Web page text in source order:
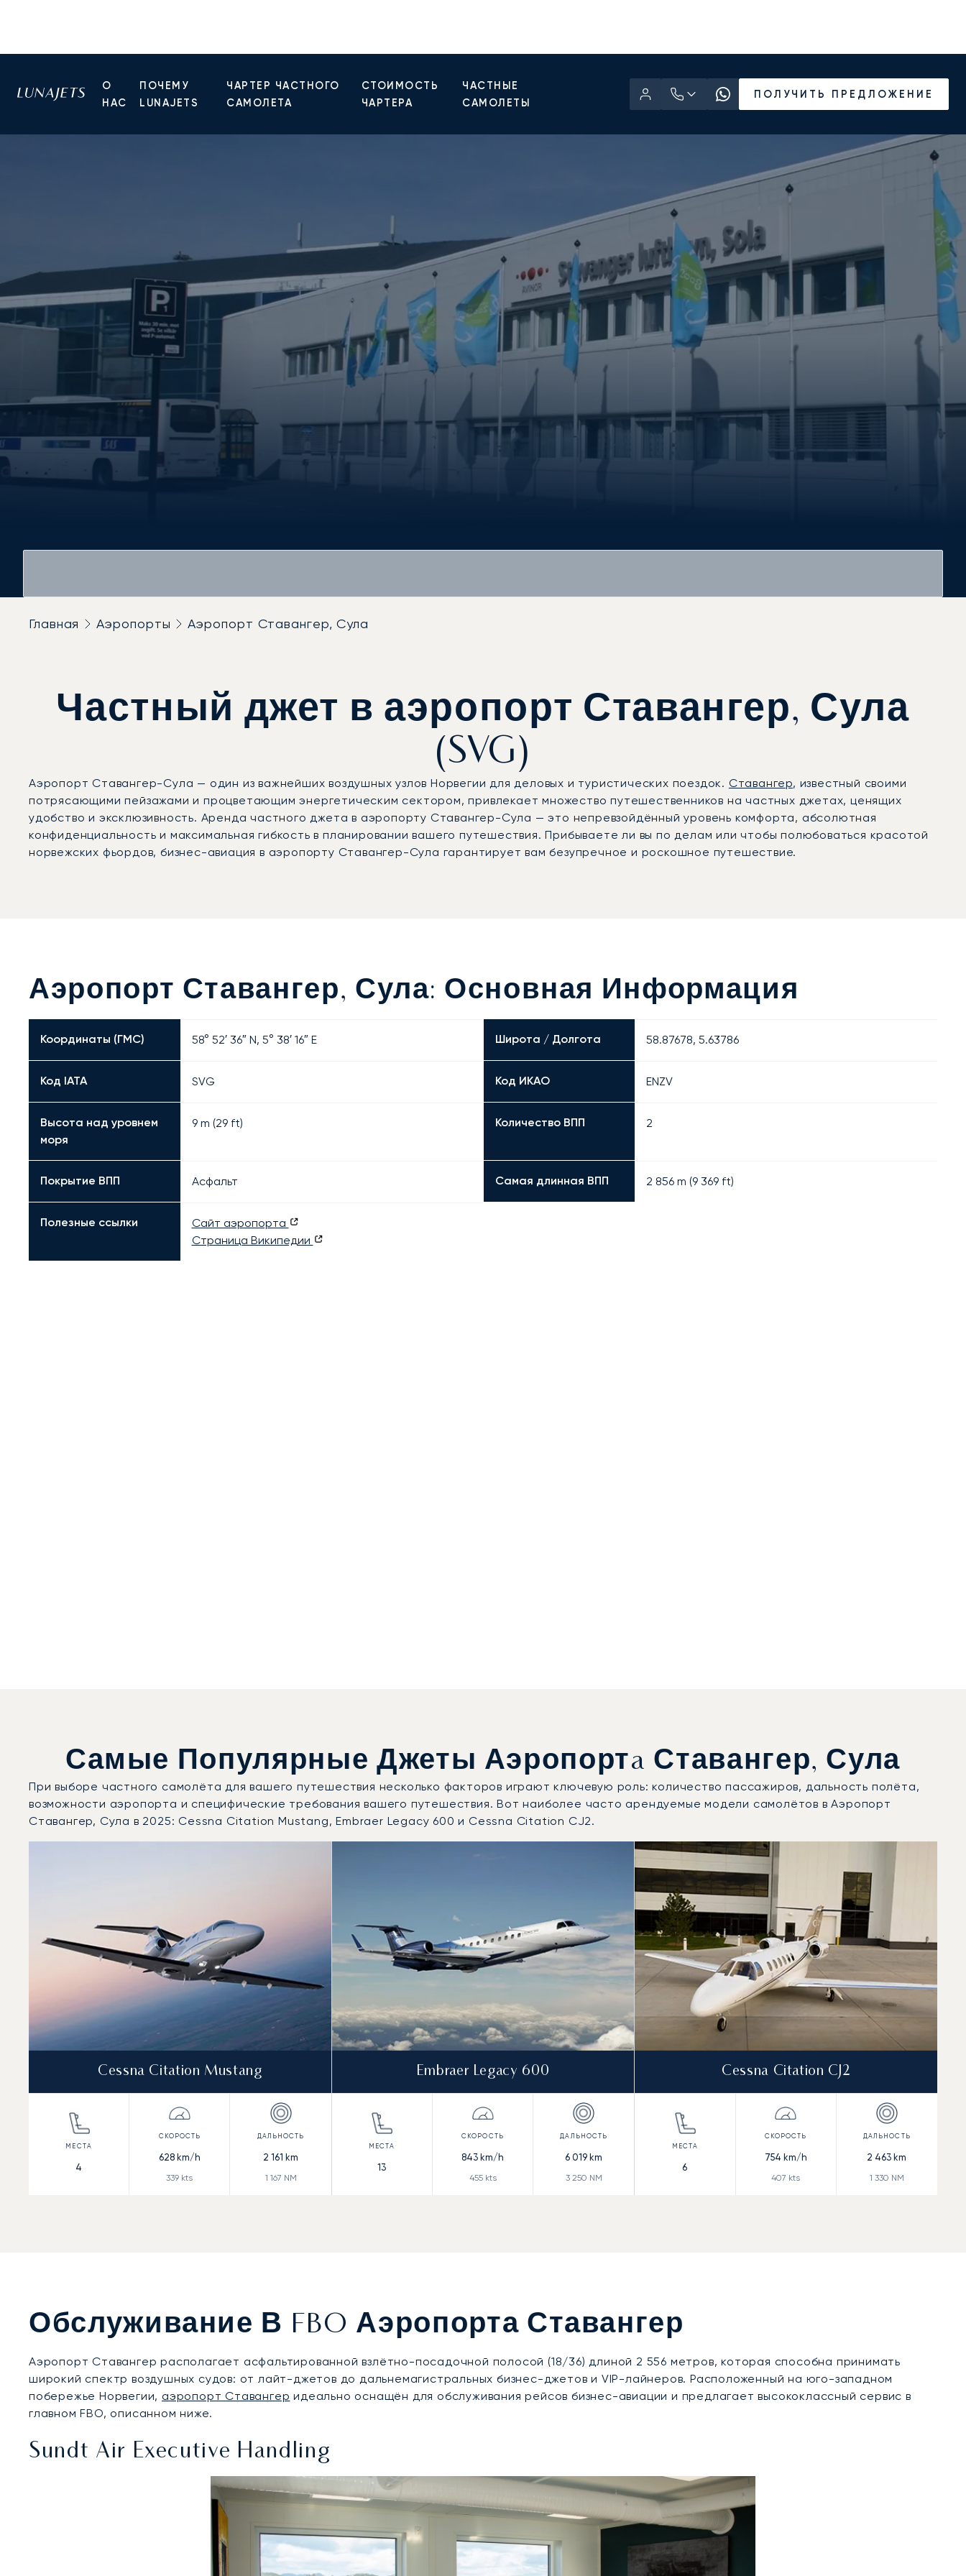
О
НАС
ПОЧЕМУ
LUNAJETS
ЧАРТЕР ЧАСТНОГО
САМОЛЕТА
СТОИМОСТЬ
ЧАРТЕРА
ЧАСТНЫЕ
САМОЛЕТЫ
ПОЛУЧИТЬ ПРЕДЛОЖЕНИЕ
Главная Аэропорты Аэропорт Ставангер, Сула
Частный джет в аэропорт Ставангер, Сула
(SVG)
Аэропорт Ставангер-Сула — один из важнейших воздушных узлов Норвегии для деловых и туристических поездок. Ставангер, известный своими
потрясающими пейзажами и процветающим энергетическим сектором, привлекает множество путешественников на частных джетах, ценящих
удобство и эксклюзивность. Аренда частного джета в аэропорту Ставангер-Сула — это непревзойдённый уровень комфорта, абсолютная
конфиденциальность и максимальная гибкость в планировании вашего путешествия. Прибываете ли вы по делам или чтобы полюбоваться красотой
норвежских фьордов, бизнес-авиация в аэропорту Ставангер-Сула гарантирует вам безупречное и роскошное путешествие.
Аэропорт Ставангер, Сула: Основная Информация
Координаты (ГМС) 58° 52′ 36″ N, 5° 38′ 16″ E Широта / Долгота 58.87678, 5.63786
Код IATA SVG Код ИКАО ENZV
Высота над уровнем
моря
9 m (29 ft) Количество ВПП 2
Покрытие ВПП Асфальт Самая длинная ВПП 2 856 m (9 369 ft)
Полезные ссылки
Сайт аэропорта
Страница Википедии
Самые Популярные Джеты Аэропортa Ставангер, Сула
При выборе частного самолёта для вашего путешествия несколько факторов играют ключевую роль: количество пассажиров, дальность полёта,
возможности аэропорта и специфические требования вашего путешествия. Вот наиболее часто арендуемые модели самолётов в Аэропорт
Ставангер, Сула в 2025: Cessna Citation Mustang, Embraer Legacy 600 и Cessna Citation CJ2.
Аэропорт Ставангер, Сула : 3 наиболее востребованные модели воздушных судов по числу полётных движений в 2025 году
Cessna Citation Mustang
4
628km/h
339 kts
2 161 km
1 167 NM
Embraer Legacy 600
13
843 km/h
455kts
6 019 km
3 250 NM
Cessna Citation CJ2
6
754 km/h
407 kts
2 463 km
1 330 NM
Обслуживание В FBO Аэропорта Ставангер
Аэропорт Ставангер располагает асфальтированной взлётно-посадочной полосой (18/36) длиной 2 556 метров, которая способна принимать
широкий спектр воздушных судов: от лайт-джетов до дальнемагистральных бизнес-джетов и VIP-лайнеров. Расположенный на юго-западном
побережье Норвегии, аэропорт Ставангер идеально оснащён для обслуживания рейсов бизнес-авиации и предлагает высококлассный сервис в
главном FBO, описанном ниже.
Sundt Air Executive Handling